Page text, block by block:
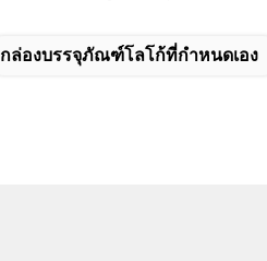
กล่องบรรจุภัณฑ์โลโก้ที่กำหนดเอง